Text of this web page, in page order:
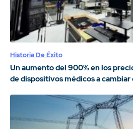
Historia De Éxito
Un aumento del 900% en los
de dispositivos médicos a cambiar